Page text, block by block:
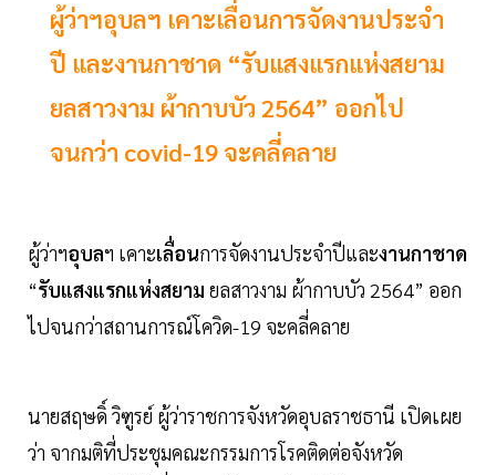
ผู้ว่าฯอุบลฯ เคาะเลื่อนการจัดงานประจำ
ปี และงานกาชาด “รับแสงแรกแห่งสยาม
ยลสาวงาม ผ้ากาบบัว 2564” ออกไป
จนกว่า covid-19 จะคลี่คลาย
ผู้ว่าฯอุบลฯ เคาะเลื่อนการจัดงานประจำปีและงานกาชาด
“รับแสงแรกแห่งสยาม ยลสาวงาม ผ้ากาบบัว 2564” ออก
ไปจนกว่าสถานการณ์โควิด-19 จะคลี่คลาย
นายสฤษดิ์ วิฑูรย์ ผู้ว่าราชการจังหวัดอุบลราชธานี เปิดเผย
ว่า จากมติที่ประชุมคณะกรรมการโรคติดต่อจังหวัด